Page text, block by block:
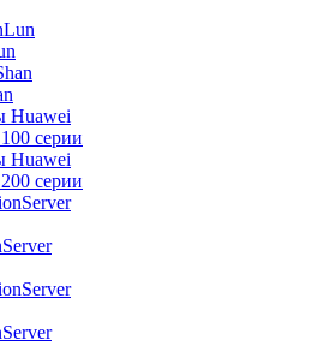
Huawei
серии
Huawei
серии